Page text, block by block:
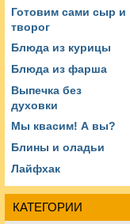
Готовим сами сыр и
творог
Блюда из курицы
Блюда из фарша
Выпечка без
духовки
Мы квасим! А вы?
Блины и оладьи
Лайфхак
КАТЕГОРИИ